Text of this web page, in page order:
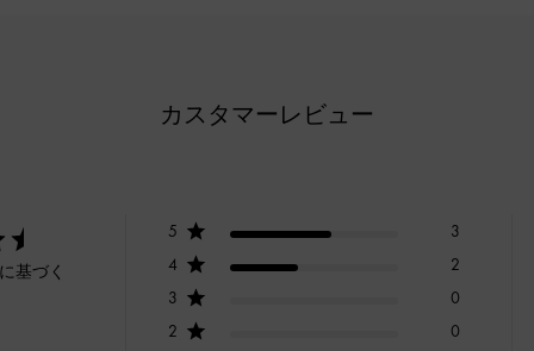
カスタマーレビュー
基づく
5
3
4
2
3
0
2
0